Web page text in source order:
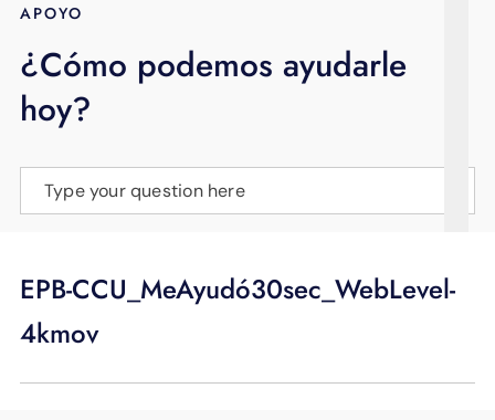
BLOG
APOYO
APOYO
¿Cómo podemos ayudarle
hoy?
Type your question here
EPB-CCU_MeAyudó30sec_WebLevel-
4kmov